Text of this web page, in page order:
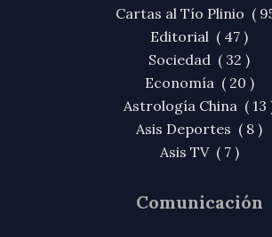
Cartas al Tío Plinio (
Editorial ( 47 )
Sociedad ( 32 )
Economía ( 20 )
Astrología China ( 13
Asis Deportes ( 8 )
Asis TV ( 7 )
Comunicación